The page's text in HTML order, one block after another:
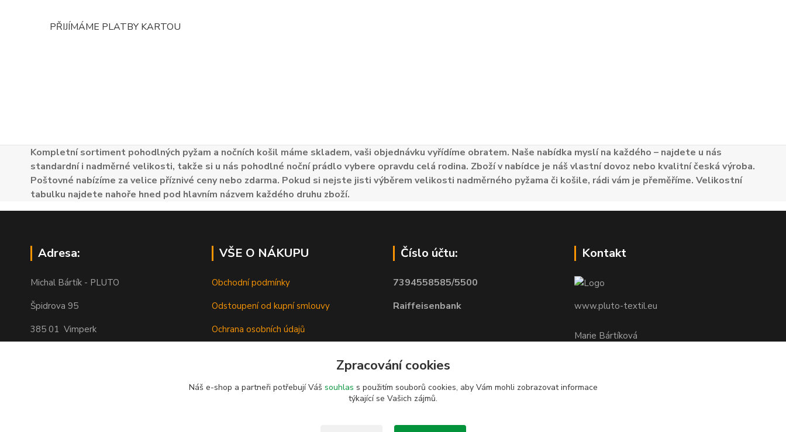
PŘIJÍMÁME PLATBY KARTOU
Kompletní sortiment pohodlných pyžam a nočních košil máme skladem, vaši objednávku vyřídíme obratem. Naše nabídka myslí na každého – najdete u nás
standardní i nadměrné velikosti, takže si u nás pohodlné noční prádlo vybere opravdu celá rodina. Zboží v nabídce je náš vlastní dovoz nebo kvalitní česká výroba.
Poštovné nabízíme za velice příznivé ceny nebo zdarma. Pokud si nejste jisti výběrem velikosti nadměrného pyžama či košile, rádi vám je přeměříme. Velikostní
tabulku najdete nahoře hned pod hlavním názvem každého druhu zboží.
Adresa:
Michal Bártík - PLUTO
Špidrova 95
385 01 Vimperk
VŠE O NÁKUPU
Obchodní podmínky
Odstoupení od kupní smlouvy
Ochrana osobních údajů
Číslo účtu:
7394558585/5500
Raiffeisenbank
Kontakt
www.pluto-textil.eu
Marie Bártíková
pluto@pluto.eu
Zpracování cookies
Náš e-shop a partneři potřebují Váš souhlas s použitím souborů cookies, aby Vám mohli zobrazovat informace
týkající se Vašich zájmů.